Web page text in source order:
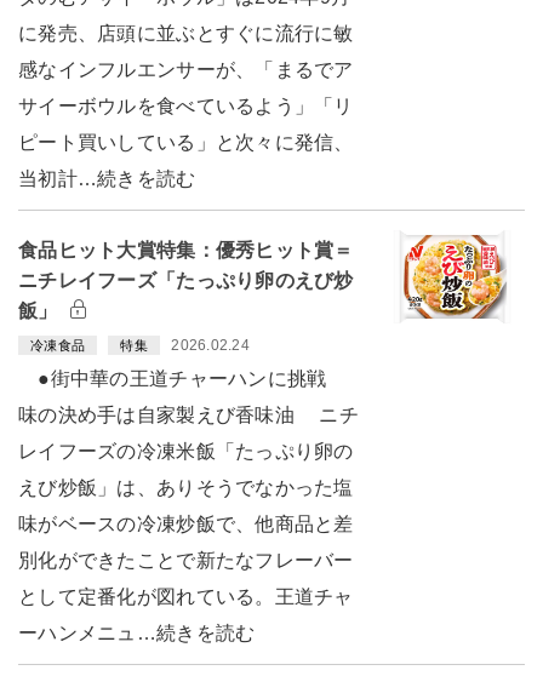
に発売、店頭に並ぶとすぐに流行に敏
感なインフルエンサーが、「まるでア
サイーボウルを食べているよう」「リ
ピート買いしている」と次々に発信、
当初計…続きを読む
食品ヒット大賞特集：優秀ヒット賞＝
ニチレイフーズ「たっぷり卵のえび炒
飯」
冷凍食品 特集 2026.02.24
●街中華の王道チャーハンに挑戦
味の決め手は自家製えび香味油 ニチ
レイフーズの冷凍米飯「たっぷり卵の
えび炒飯」は、ありそうでなかった塩
味がベースの冷凍炒飯で、他商品と差
別化ができたことで新たなフレーバー
として定番化が図れている。王道チャ
ーハンメニュ…続きを読む